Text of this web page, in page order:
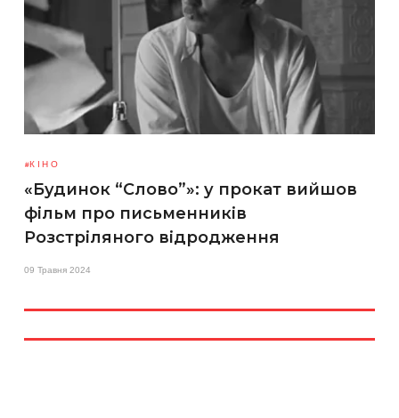
КІНО
«Будинок “Слово”»: у прокат вийшов
фільм про письменників
Розстріляного відродження
09 Травня 2024